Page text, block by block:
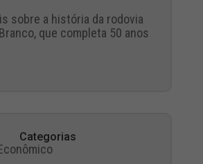
sobre a história da rodovia
que completa 50 anos
Categorias